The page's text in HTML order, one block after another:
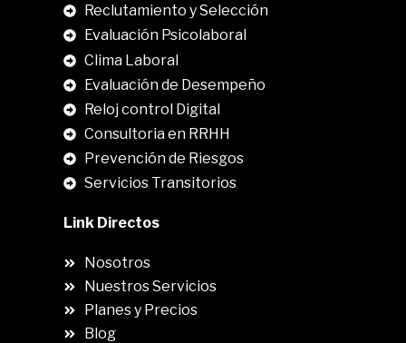
Reclutamiento y Selección
Evaluación Psicolaboral
Clima Laboral
Evaluación de Desempeño
Reloj control Digital
Consultoria en RRHH
Prevención de Riesgos
Servicios Transitorios
Link Directos
Nosotros
Nuestros Servicios
Planes y Precios
Blog